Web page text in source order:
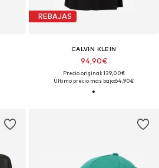
REBAJAS
CALVIN KLEIN
94,90€
Precio original: 139,00€
Último precio más bajo:64,90€